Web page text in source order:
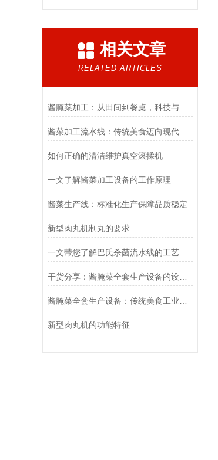
相关文章
RELATED ARTICLES
酱腌菜加工：从田间到餐桌，科技与传统的融合
酱菜加工流水线：传统美食迈向现代工业化的桥梁
如何正确的清洁维护真空滚揉机
一文了解酱菜加工设备的工作原理
酱菜生产线：标准化生产保障品质稳定
新型肉丸机制丸的要求
一文带您了解巴氏杀菌流水线的工艺流程
干货分享：酱腌菜全套生产设备的设计要求
新型肉丸机的功能特征